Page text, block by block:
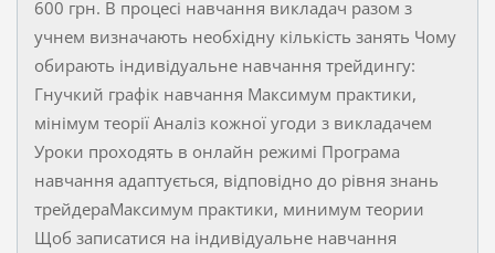
600 грн. В процесі навчання викладач разом з
учнем визначають необхідну кількість занять Чому
обирають індивідуальне навчання трейдингу:
Гнучкий графік навчання Максимум практики,
мінімум теорії Аналіз кожної угоди з викладачем
Уроки проходять в онлайн режимі Програма
навчання адаптується, відповідно до рівня знань
трейдераМаксимум практики, минимум теории
Щоб записатися на індивідуальне навчання